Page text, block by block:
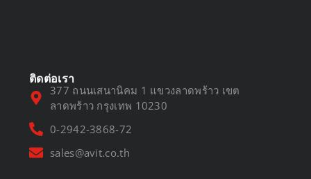
ติดต่อเรา
377 ถนนเสนานิคม 1 แขวงลาดพร้าว เขต
ลาดพร้าว กรุงเทพ 10230
0-2942-3868-72
sales@avit.co.th